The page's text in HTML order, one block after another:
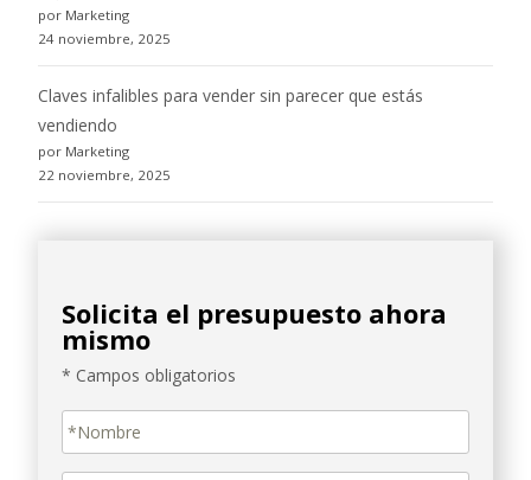
por Marketing
24 noviembre, 2025
Claves infalibles para vender sin parecer que estás
vendiendo
por Marketing
22 noviembre, 2025